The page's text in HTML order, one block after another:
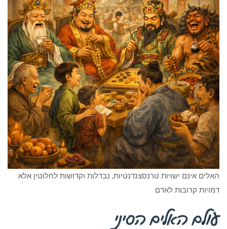
האלים אינם ישויות טרנסצנדנטיות, נבדלות וקדושות לחלוטין אלא
דמויות קרובות לאדם
עולם האלים הסיני